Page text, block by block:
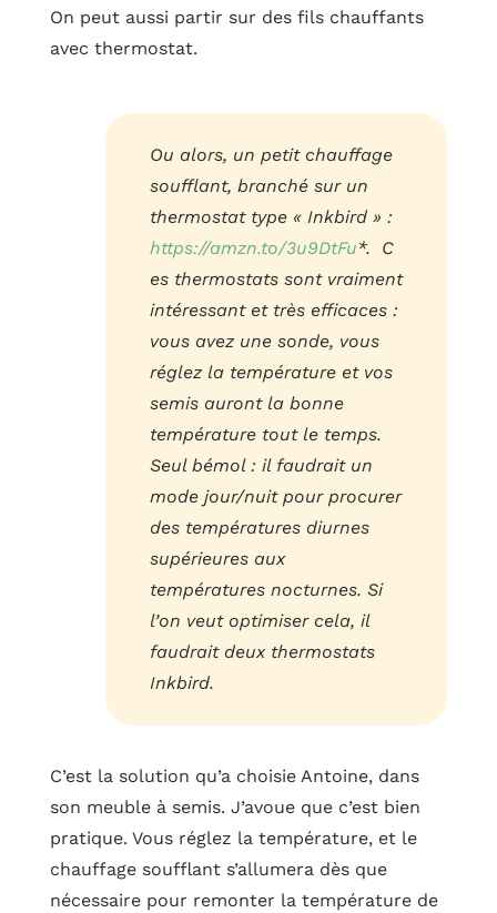
On peut aussi partir sur des fils chauffants
avec thermostat.
Ou alors, un petit chauffage
soufflant, branché sur un
thermostat type « Inkbird » :
https://amzn.to/3u9DtFu*. C
es thermostats sont vraiment
intéressant et très efficaces :
vous avez une sonde, vous
réglez la température et vos
semis auront la bonne
température tout le temps.
Seul bémol : il faudrait un
mode jour/nuit pour procurer
des températures diurnes
supérieures aux
températures nocturnes. Si
l’on veut optimiser cela, il
faudrait deux thermostats
Inkbird.
C’est la solution qu’a choisie Antoine, dans
son meuble à semis. J’avoue que c’est bien
pratique. Vous réglez la température, et le
chauffage soufflant s’allumera dès que
nécessaire pour remonter la température de